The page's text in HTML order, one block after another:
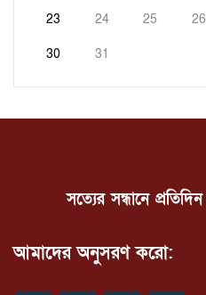
23 24 25 26
30 31
সত্যের সন্ধানে প্রতিদিন
আমাদের অনুসরণ করো: